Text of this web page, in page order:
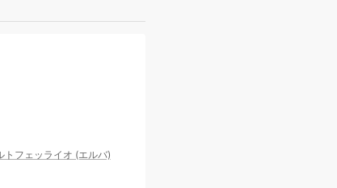
トフェッライオ (エルバ)